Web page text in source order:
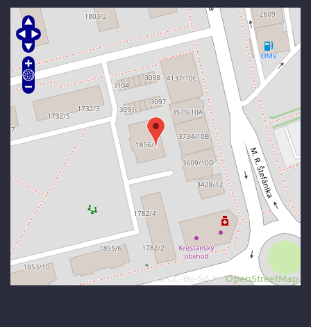
Data CC-By-SA byOpenStreetMap